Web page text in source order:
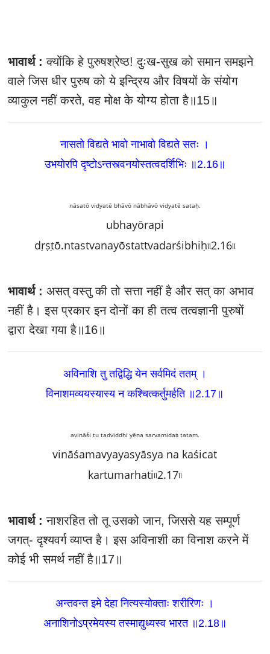
भावार्थ :क्योंकि हे पुरुषश्रेष्ठ! दुःख-सुख को समान समझने
वाले जिस धीर पुरुष को ये इन्द्रिय और विषयों के संयोग
व्याकुल नहीं करते, वह मोक्ष के योग्य होता है॥15॥
नासतो विद्यते भावो नाभावो विद्यते सतः ।
उभयोरपि दृष्टोऽन्तस्त्वनयोस्तत्वदर्शिभिः ॥2.16॥
nāsatō vidyatē bhāvō nābhāvō vidyatē sataḥ.
ubhayōrapi
dṛṣṭō.ntastvanayōstattvadarśibhiḥ৷৷2.16৷৷
भावार्थ :असत्‌ वस्तु की तो सत्ता नहीं है और सत्‌ का अभाव
नहीं है। इस प्रकार इन दोनों का ही तत्व तत्वज्ञानी पुरुषों
द्वारा देखा गया है॥16॥
अविनाशि तु तद्विद्धि येन सर्वमिदं ततम्‌ ।
विनाशमव्ययस्यास्य न कश्चित्कर्तुमर्हति ॥2.17 ॥
avināśi tu tadviddhi yēna sarvamidaṅ tatam.
vināśamavyayasyāsya na kaśicat
kartumarhati৷৷2.17৷৷
भावार्थ :नाशरहित तो तू उसको जान, जिससे यह सम्पूर्ण
जगत्‌- दृश्यवर्ग व्याप्त है। इस अविनाशी का विनाश करने में
कोई भी समर्थ नहीं है॥17॥
अन्तवन्त इमे देहा नित्यस्योक्ताः शरीरिणः ।
अनाशिनोऽप्रमेयस्य तस्माद्युध्यस्व भारत ॥2.18॥